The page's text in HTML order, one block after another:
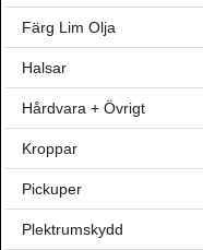
Färg Lim Olja
Halsar
Hårdvara + Övrigt
Kroppar
Pickuper
Plektrumskydd